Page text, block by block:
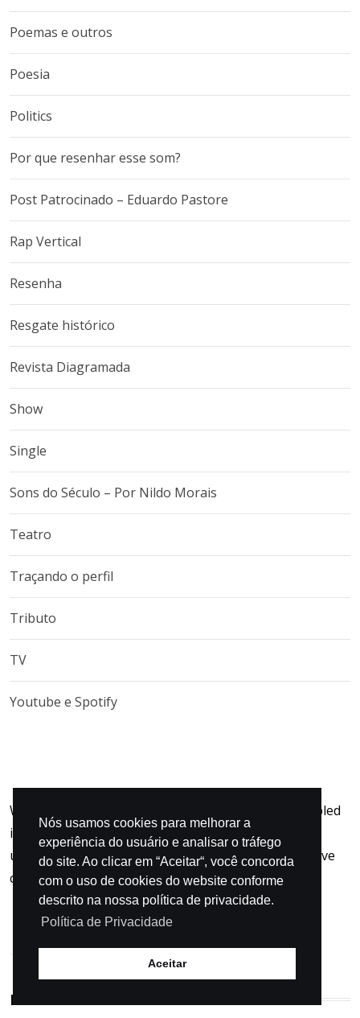
Poemas e outros
Poesia
Politics
Por que resenhar esse som?
Post Patrocinado – Eduardo Pastore
Rap Vertical
Resenha
Resgate histórico
Revista Diagramada
Show
Single
Sons do Século – Por Nildo Morais
Teatro
Traçando o perfil
Tributo
TV
Youtube e Spotify
When an unknown printer took a galley and scrambled
it to make specimen book not only five When an
unknown printer took a galley and scrambled it to five
centurie.
POPULAR CATEGORIES
Nós usamos cookies para melhorar a
experiência do usuário e analisar o tráfego
do site. Ao clicar em “Aceitar“, você concorda
com o uso de cookies do website conforme
descrito na nossa política de privacidade.
Política de Privacidade
Aceitar